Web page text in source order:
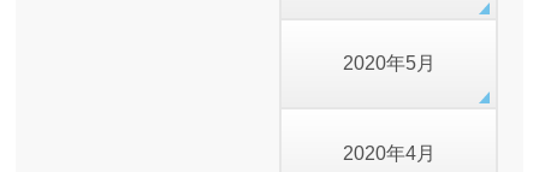
2020年5月
2020年4月